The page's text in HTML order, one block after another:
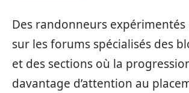
Des randonneurs
sur les forums spécialisés des
et des sections où la
davantage d’attention au